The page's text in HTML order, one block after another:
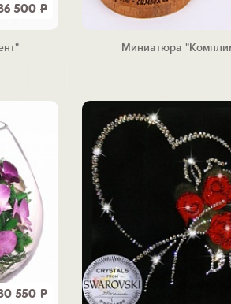
500 Р
Миниатюра
550 Р